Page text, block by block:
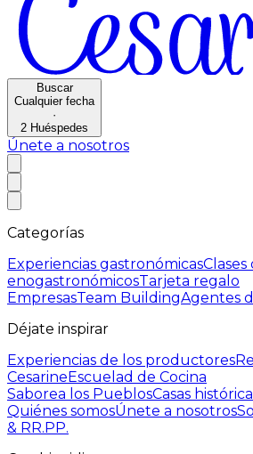
Buscar
Cualquier fecha
·
2 Huéspedes
Únete a nosotros
Categorías
Experiencias gastronómicasClases
enogastronómicosTarjeta regalo
EmpresasTeam BuildingAgentes
Déjate inspirar
Experiencias de los productores
CesarineEscuelad de Cocina
Saborea los PueblosCasas
Quiénes somosÚnete a nosotros
& RR.PP.